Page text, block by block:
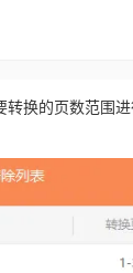
转换的页数范围